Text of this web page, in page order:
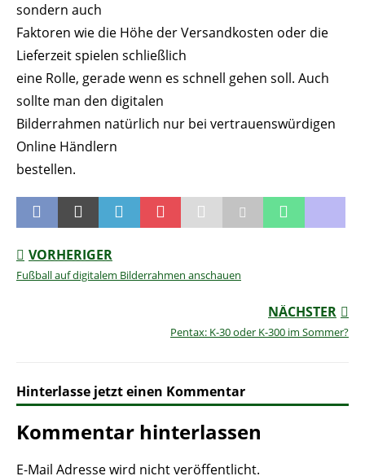
sondern auch
Faktoren wie die Höhe der Versandkosten oder die
Lieferzeit spielen schließlich
eine Rolle, gerade wenn es schnell gehen soll. Auch
sollte man den digitalen
Bilderrahmen natürlich nur bei vertrauenswürdigen
Online Händlern
bestellen.
VORHERIGER
Fußball auf digitalem Bilderrahmen anschauen
NÄCHSTER
Pentax: K-30 oder K-300 im Sommer?
Hinterlasse jetzt einen Kommentar
Kommentar hinterlassen
E-Mail Adresse wird nicht veröffentlicht.